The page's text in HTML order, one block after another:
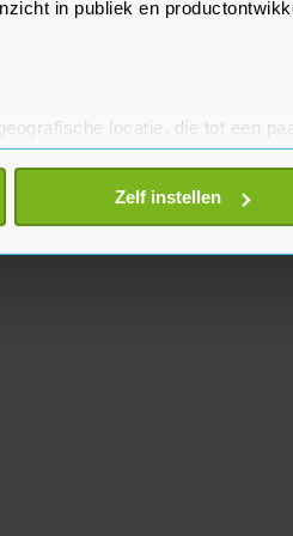
in publiek en
locatie, die tot een
actief te scannen op specifieke
worden verwerkt en stel
in de Cookieverklaring.
Zelf instellen